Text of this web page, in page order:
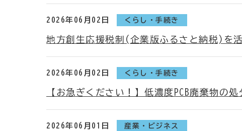
2026年06月02日 くらし・手続き
地方創生応援税制(企業版ふるさと納税)を
2026年06月02日 くらし・手続き
【お急ぎください！】低濃度PCB廃棄物の
2026年06月01日 産業・ビジネス